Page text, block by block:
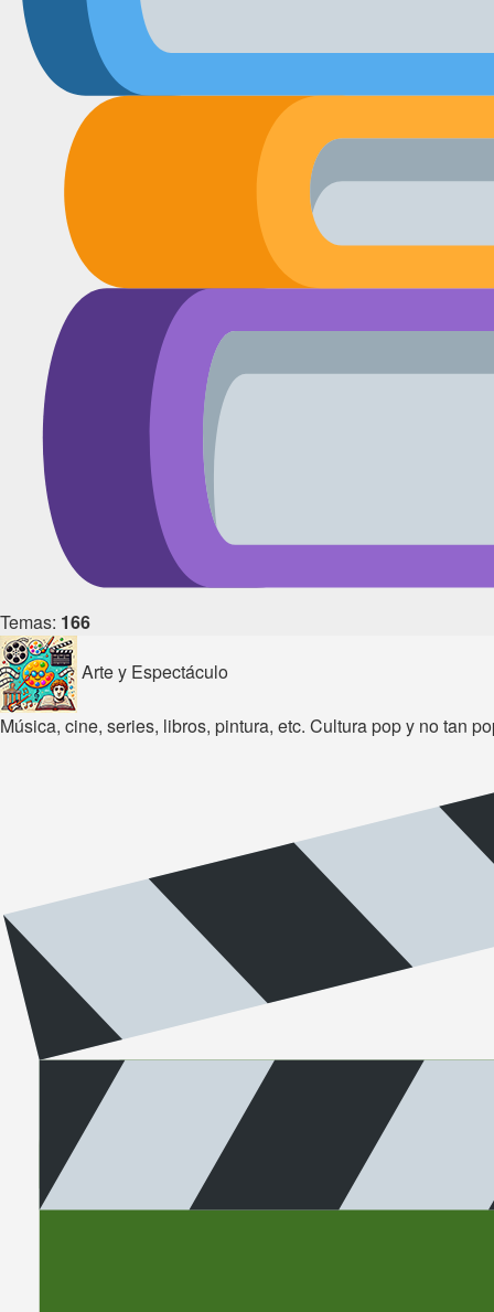
Temas: 166
Arte y Espectáculo
Música, cine, series, libros, pintura, etc. Cultura pop y no tan